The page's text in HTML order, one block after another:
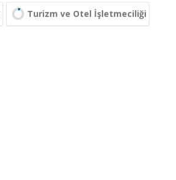
Turizm ve Otel İşletmeciliği